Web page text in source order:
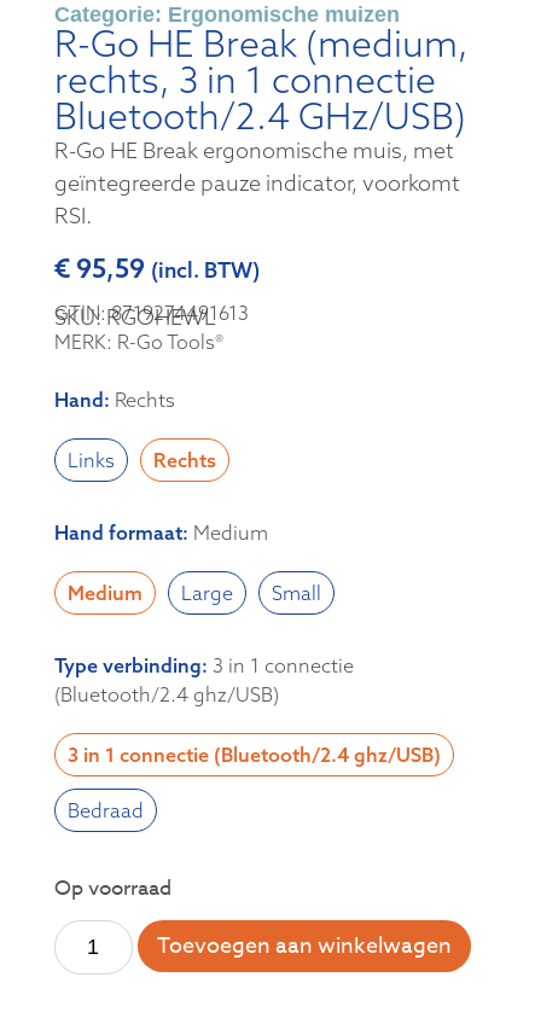
Categorie: Ergonomische muizen
R-Go HE Break (medium,
rechts, 3 in 1 connectie
Bluetooth/2.4 GHz/USB)
R-Go HE Break ergonomische muis, met
geïntegreerde pauze indicator, voorkomt
RSI.
€95,59 (incl. BTW)
SKU: RGOHEWL
GTIN: 8719274491613
MERK: R-Go Tools®
Hand : Rechts
Links Rechts
Hand formaat: Medium
Medium Large Small
Type verbinding: 3 in 1 connectie
(Bluetooth/2.4 ghz/USB)
3 in 1 connectie (Bluetooth/2.4 ghz/USB)
Bedraad
Op voorraad
Toevoegen aan winkelwagen